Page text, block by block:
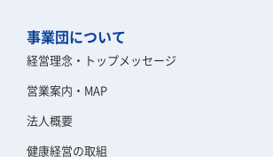
事業団について
経営理念・トップメッセージ
営業案内・MAP
法人概要
健康経営の取組